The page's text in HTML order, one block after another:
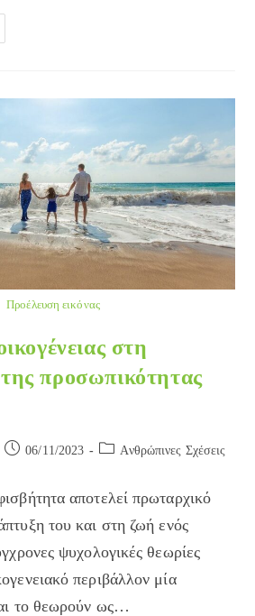
Προέλευση εικόνας
στη
προσωπικότητας
Post06/11/2023
Post Ανθρώπινες Σχέσεις
αποτελεί πρωταρχικό
του και στη ζωή ενός
ψυχολογικές θεωρίες
περιβάλλον μία
το θεωρούν ως…